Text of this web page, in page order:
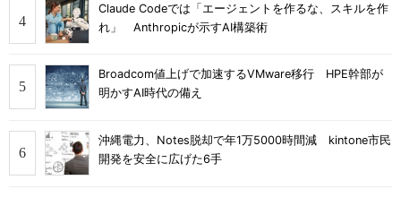
Claude Codeでは「エージェントを作るな、スキルを作
れ」 Anthropicが示すAI構築術
Broadcom値上げで加速するVMware移行 HPE幹部が
明かすAI時代の備え
沖縄電力、Notes脱却で年1万5000時間減 kintone市民
開発を安全に広げた6手